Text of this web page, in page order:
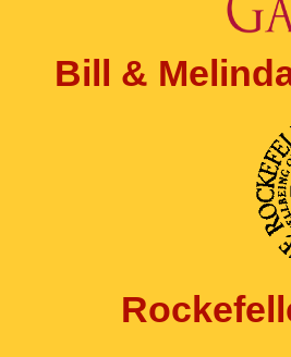
Bill &